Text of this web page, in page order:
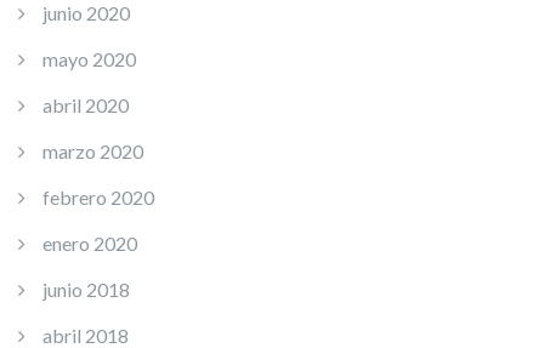
junio 2020
mayo 2020
abril 2020
marzo 2020
febrero 2020
enero 2020
junio 2018
abril 2018